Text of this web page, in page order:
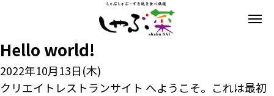
Hello world!
2022年10月13日(木)
クリエイトレストランサイト へようこそ。これは最初